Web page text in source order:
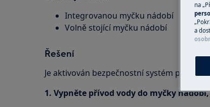
Integrovanou myčku nádobí
Volně stojící myčku nádobí
Řešení
Je aktivován bezpečnostní systém proti
1. Vypněte přívod vody do myčky
na
a